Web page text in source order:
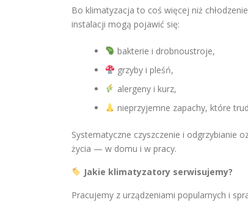
Bo klimatyzacja to coś więcej niż
instalacji mogą pojawić się:
bakterie i drobnoustroje,
grzyby i pleśń,
alergeny i kurz,
nieprzyjemne zapachy, które
Systematyczne czyszczenie i odgrzybianie
życia — w domu i w pracy.
Jakie klimatyzatory serwisujemy?
Pracujemy z urządzeniami popularnych i